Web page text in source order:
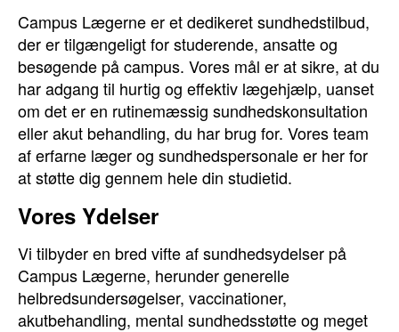
Campus Lægerne er et dedikeret sundhedstilbud,
der er tilgængeligt for studerende, ansatte og
besøgende på campus. Vores mål er at sikre, at du
har adgang til hurtig og effektiv lægehjælp, uanset
om det er en rutinemæssig sundhedskonsultation
eller akut behandling, du har brug for. Vores team
af erfarne læger og sundhedspersonale er her for
at støtte dig gennem hele din studietid.
Vores Ydelser
Vi tilbyder en bred vifte af sundhedsydelser på
Campus Lægerne, herunder generelle
helbredsundersøgelser, vaccinationer,
akutbehandling, mental sundhedsstøtte og meget